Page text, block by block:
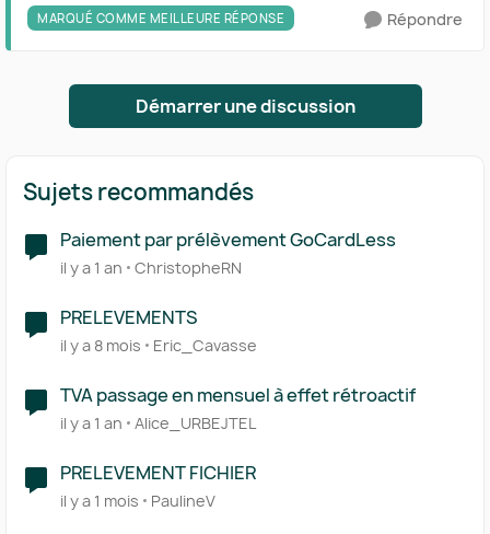
MARQUÉ COMME MEILLEURE RÉPONSE Répondre
Démarrer une discussion
Sujets recommandés
Paiement par prélèvement GoCardLess
il y a 1 an ChristopheRN
PRELEVEMENTS
il y a 8 mois Eric_Cavasse
TVA passage en mensuel à effet rétroactif
il y a 1 an Alice_URBEJTEL
PRELEVEMENT FICHIER
il y a 1 mois PaulineV